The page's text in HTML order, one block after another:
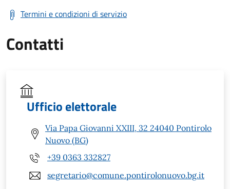
Termini e condizioni di servizio
Contatti
Ufficio elettorale
Via Papa Giovanni XXIII, 32 24040 Pontirolo
Nuovo (BG)
+39 0363 332827
segretario@comune.pontirolonuovo.bg.it